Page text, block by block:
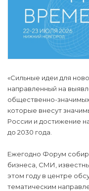
«Сильные идеи для
направленный на
общественно-значимых
которые внесут
России и достижение
до 2030 года.
Ежегодно Форум
бизнеса, СМИ,
этом году в центре
тематическим